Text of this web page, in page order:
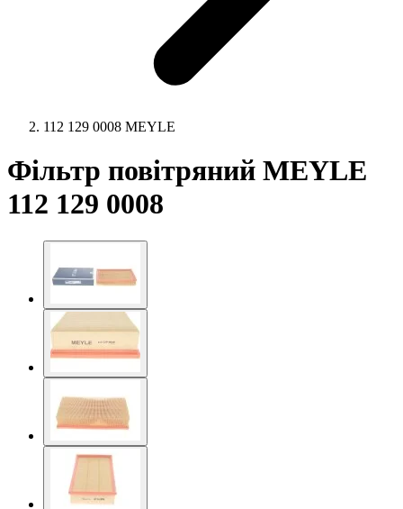
112 129 0008 MEYLE
Фільтр повітряний MEYLE
112 129 0008